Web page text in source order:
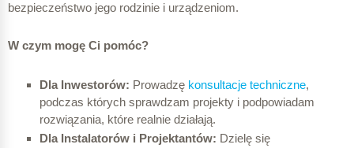
bezpieczeństwo jego rodzinie i urządzeniom.
W czym mogę Ci pomóc?
Dla Inwestorów: Prowadzę konsultacje techniczne,
podczas których sprawdzam projekty i podpowiadam
rozwiązania, które realnie działają.
Dla Instalatorów i Projektantów: Dzielę się